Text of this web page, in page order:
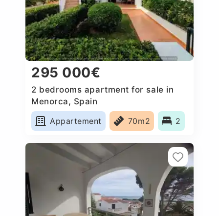
295 000€
2 bedrooms apartment for sale in
Menorca, Spain
Appartement
70m2 2